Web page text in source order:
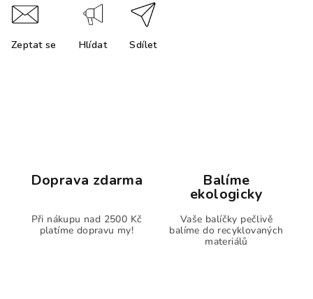
Zeptat se Hlídat Sdílet
Doprava zdarma
Při nákupu nad 2500 Kč
platíme dopravu my!
Balíme
ekologicky
Vaše balíčky pečlivě
balíme do recyklovaných
materiálů